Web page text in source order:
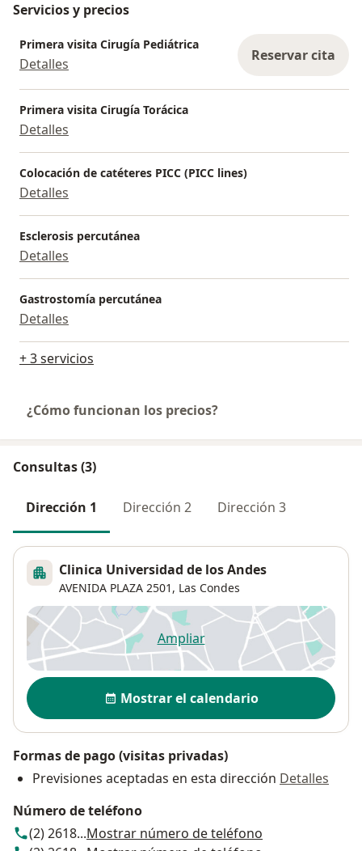
Servicios y precios
Primera visita Cirugía Pediátrica
Detalles Reservar cita
Primera visita Cirugía Torácica
Detalles
Colocación de catéteres PICC (PICC lines)
Detalles
Esclerosis percutánea
Detalles
Gastrostomía percutánea
Detalles
+ 3 servicios
¿Cómo funcionan los precios?
Consultas (3)
Dirección 1 Dirección 2 Dirección 3
Clinica Universidad de los Andes
AVENIDA PLAZA 2501, Las Condes
Ampliarse abre en una nueva
Disponibilidad
Mostrar el calendario
Formas de pago (visitas privadas)
Previsiones aceptadas en esta dirección Detalles
Número de teléfono
(2) 2618...Mostrar número de teléfono